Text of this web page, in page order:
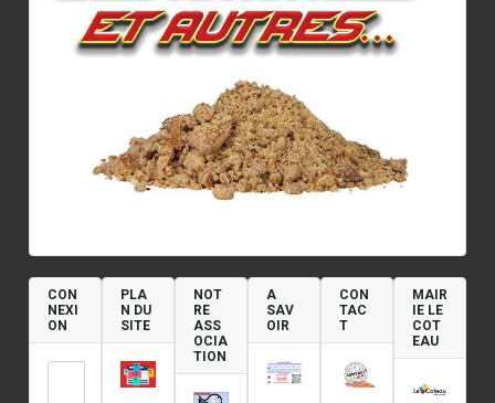
CON
NEXI
ON
Identifiant
PLA
N DU
SITE
NOT
RE
ASS
OCIA
TION
A
SAV
OIR
CON
TAC
T
MAIR
IE LE
COT
EAU